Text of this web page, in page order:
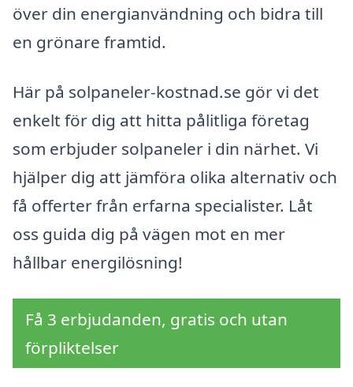
över din energianvändning och bidra till
en grönare framtid.
Här på solpaneler-kostnad.se gör vi det
enkelt för dig att hitta pålitliga företag
som erbjuder solpaneler i din närhet. Vi
hjälper dig att jämföra olika alternativ och
få offerter från erfarna specialister. Låt
oss guida dig på vägen mot en mer
hållbar energilösning!
Få 3 erbjudanden, gratis och utan
förpliktelser